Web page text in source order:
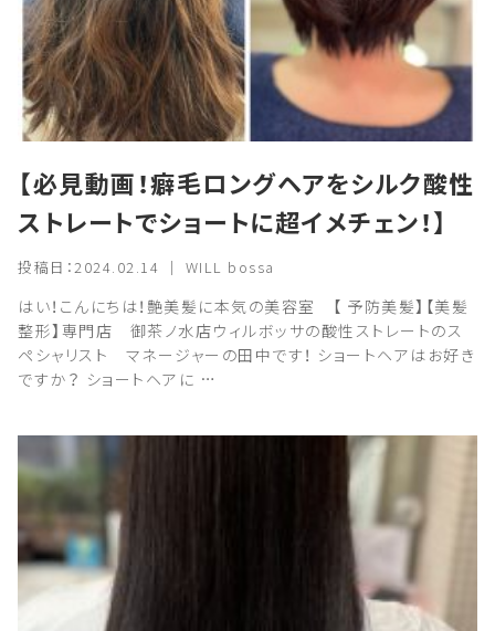
【必見動画！癖毛ロングヘアをシルク酸性
ストレートでショートに超イメチェン！】
投稿日：2024.02.14 ｜ WILL bossa
はい！こんにちは！艶美髪に本気の美容室 【 予防美髪】【美髪
整形】専門店 御茶ノ水店ウィルボッサの酸性ストレートのス
ペシャリスト マネージャーの田中です！ ショートヘアはお好き
ですか？ ショートヘアに …